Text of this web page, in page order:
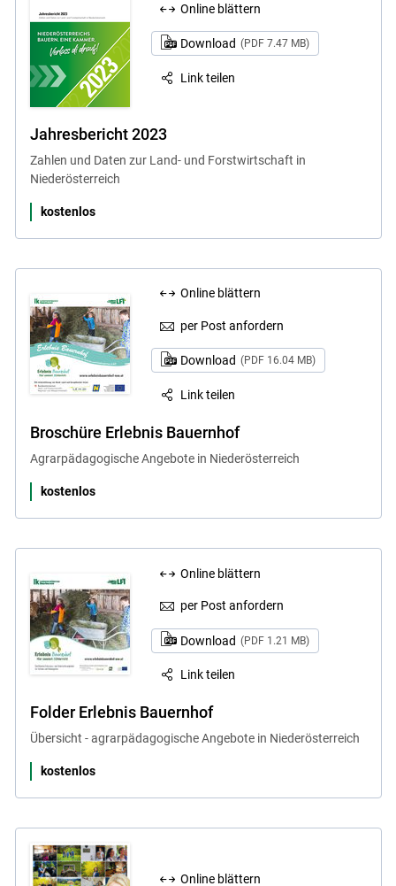
Online blättern
Download (PDF 7.47 MB)
Link teilen
Jahresbericht 2023
Zahlen und Daten zur Land- und Forstwirtschaft in
Niederösterreich
kostenlos
Online blättern
per Post anfordern
Download (PDF 16.04 MB)
Link teilen
Broschüre Erlebnis Bauernhof
Agrarpädagogische Angebote in Niederösterreich
kostenlos
Online blättern
per Post anfordern
Download (PDF 1.21 MB)
Link teilen
Folder Erlebnis Bauernhof
Übersicht - agrarpädagogische Angebote in Niederösterreich
kostenlos
Online blättern